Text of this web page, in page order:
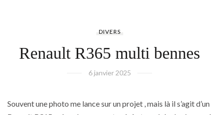
DIVERS
Renault R365 multi bennes
6 janvier 2025
Souvent une photo me lance sur un projet , mais là il s’agit d’un